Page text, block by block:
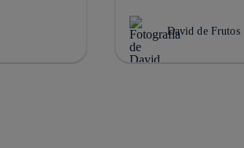
David de Frutos